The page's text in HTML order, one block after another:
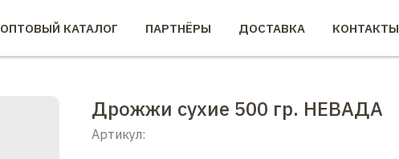
ОПТОВЫЙ КАТАЛОГ ПАРТНЁРЫ ДОСТАВКА КОНТАКТЫ
Дрожжи сухие 500 гр. НЕВАДА
Артикул: